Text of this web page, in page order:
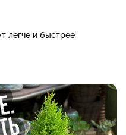
легче и быстрее